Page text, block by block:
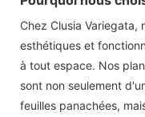
Chez Clusia Variegata,
esthétiques et
à tout espace. Nos
sont non seulement
feuilles panachées,